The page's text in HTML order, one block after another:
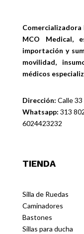
Comercializadora
MCO Medical,
importación y
movilidad,
médicos
Dirección: Calle 33
Whatsapp: 313
6024423232
TIENDA
Silla de Ruedas
Caminadores
Bastones
Sillas para ducha